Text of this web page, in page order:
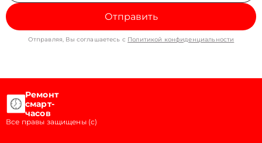
Отправить
Отправляя, Вы соглашаетесь с Политикой конфиденциальности
Ремонт
смарт-
часов
Все правы защищены (с)